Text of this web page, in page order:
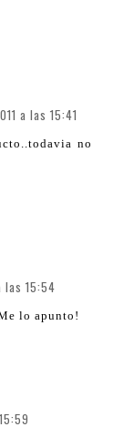
a las 15:41
no
las 15:54
lo apunto!